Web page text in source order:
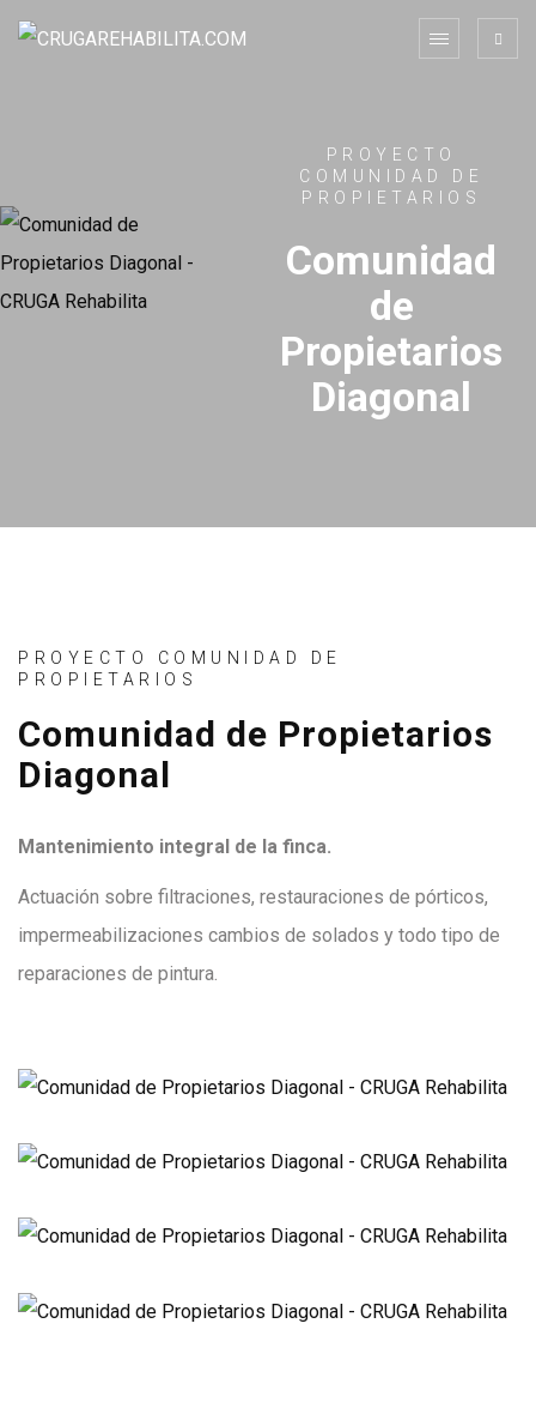
PROYECTO
COMUNIDAD DE
PROPIETARIOS
Comunidad
de
Propietarios
Diagonal
PROYECTO COMUNIDAD DE
PROPIETARIOS
Comunidad de Propietarios
Diagonal
Mantenimiento integral de la finca.
Actuación sobre filtraciones, restauraciones de pórticos,
impermeabilizaciones cambios de solados y todo tipo de
reparaciones de pintura.